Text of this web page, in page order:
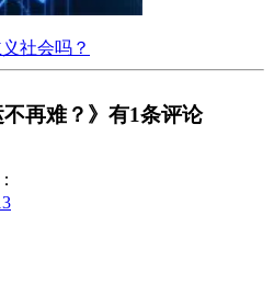
不再难？》有1条评论
社会吗？